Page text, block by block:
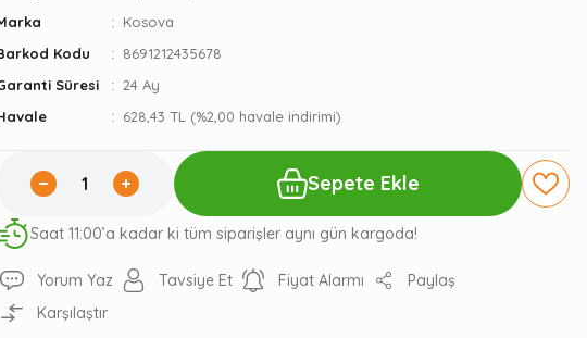
Kosova
Kodu
8691212435678
Süresi
24 Ay
628,43 TL (%2,00 havale indirimi)
Sepete Ekle
Saat 11:00’a kadar ki tüm siparişler aynı gün kargoda!
Yorum Yaz Tavsiye Et Fiyat Alarmı
Paylaş
Karşılaştır